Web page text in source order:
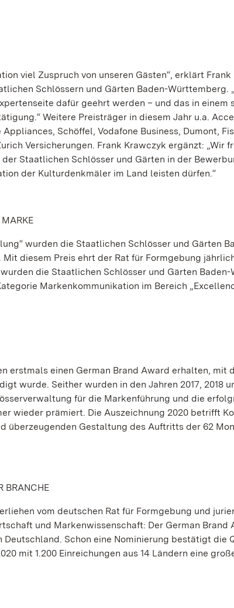
viel Zuspruch von unseren Gästen“, erklärt
Schlössern und Gärten Baden-Württemberg.
dafür geehrt werden – und das in einem
Weitere Preisträger in diesem Jahr u.a.
Schöffel, Vodafone Business, Dumont,
Versicherungen. Frank Krawczyk ergänzt: „Wir
Staatlichen Schlösser und Gärten in der
der Kulturdenkmäler im Land leisten dürfen.“
wurden die Staatlichen Schlösser und Gärten
diesem Preis ehrt der Rat für Formgebung
die Staatlichen Schlösser und Gärten
Markenkommunikation im Bereich
erstmals einen German Brand Award erhalten, mit
wurde. Seither wurden in den Jahren 2017, 2018
für die Markenführung und die
wieder prämiert. Die Auszeichnung 2020 betrifft
überzeugenden Gestaltung des Auftritts der 62
BRANCHE
vom deutschen Rat für Formgebung und
und Markenwissenschaft: Der German Brand
Schon eine Nominierung bestätigt die
mit 1.200 Einreichungen aus 14 Ländern eine